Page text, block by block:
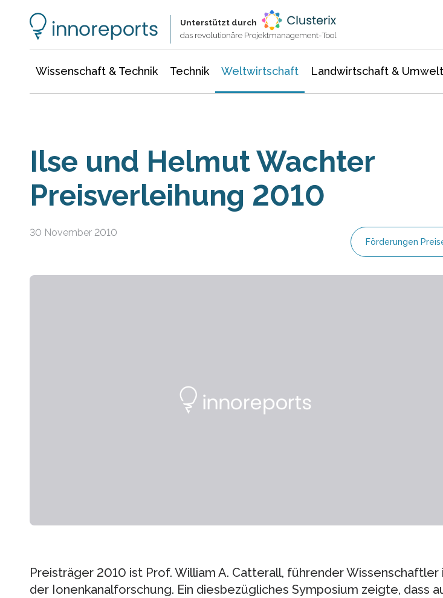
Unterstützt durch
das revolutionäre Projektmanagement-Tool
Wissenschaft & Technik Technik Weltwirtschaft Landwirtschaft & Umwelt
Ilse und Helmut Wachter
Preisverleihung 2010
30 November 2010
Förderungen
Preisträger 2010 ist Prof. William A. Catterall, führender Wissenschaftler
der Ionenkanalforschung. Ein diesbezügliches Symposium zeigte, dass